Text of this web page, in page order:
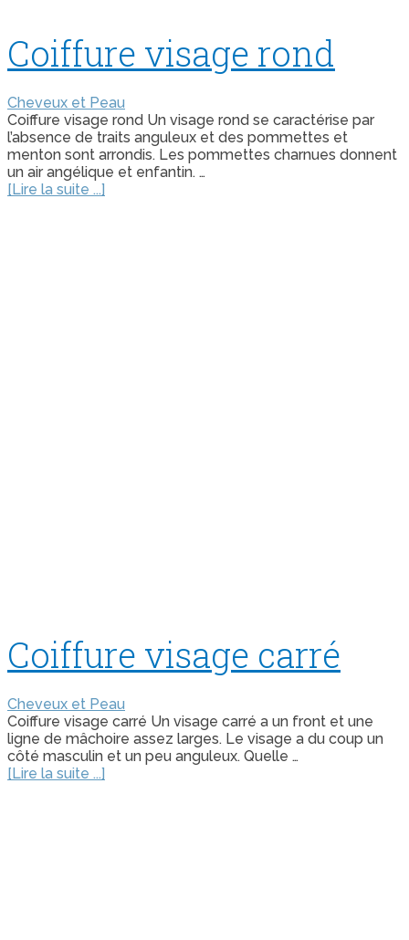
Coiffure visage rond
Cheveux et Peau
Coiffure visage rond Un visage rond se caractérise par
l’absence de traits anguleux et des pommettes et
menton sont arrondis. Les pommettes charnues donnent
un air angélique et enfantin. …
[Lire la suite ...]
Coiffure visage carré
Cheveux et Peau
Coiffure visage carré Un visage carré a un front et une
ligne de mâchoire assez larges. Le visage a du coup un
côté masculin et un peu anguleux. Quelle …
[Lire la suite ...]